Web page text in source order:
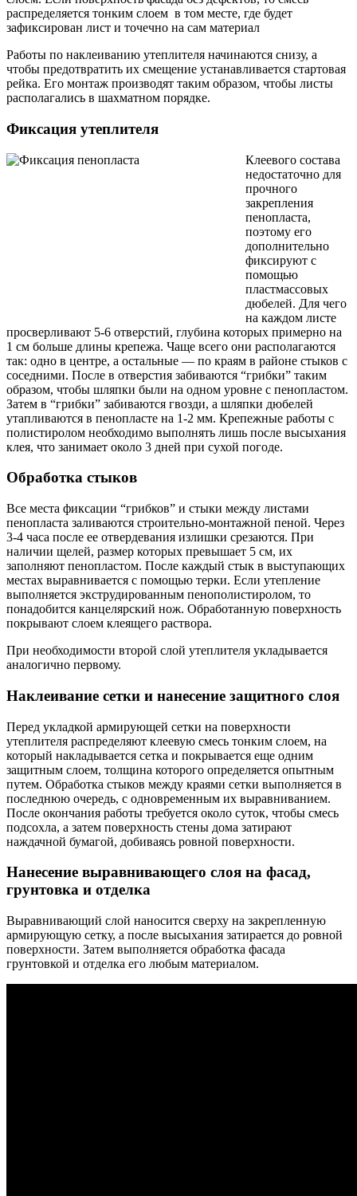
распределяется тонким слоем в том месте, где будет
зафиксирован лист и точечно на сам материал
Работы по наклеиванию утеплителя начинаются снизу, а
чтобы предотвратить их смещение устанавливается стартовая
рейка. Его монтаж производят таким образом, чтобы листы
располагались в шахматном порядке.
Фиксация утеплителя
Клеевого состава
недостаточно для
прочного
закрепления
пенопласта,
поэтому его
дополнительно
фиксируют с
помощью
пластмассовых
дюбелей. Для чего
на каждом листе
просверливают 5-6 отверстий, глубина которых примерно на
1 см больше длины крепежа. Чаще всего они располагаются
так: одно в центре, а остальные — по краям в районе стыков с
соседними. После в отверстия забиваются “грибки” таким
образом, чтобы шляпки были на одном уровне с пенопластом.
Затем в “грибки” забиваются гвозди, а шляпки дюбелей
утапливаются в пенопласте на 1-2 мм. Крепежные работы с
полистиролом необходимо выполнять лишь после высыхания
клея, что занимает около 3 дней при сухой погоде.
Обработка стыков
Все места фиксации “грибков” и стыки между листами
пенопласта заливаются строительно-монтажной пеной. Через
3-4 часа после ее отвердевания излишки срезаются. При
наличии щелей, размер которых превышает 5 см, их
заполняют пенопластом. После каждый стык в выступающих
местах выравнивается с помощью терки. Если утепление
выполняется экструдированным пенополистиролом, то
понадобится канцелярский нож. Обработанную поверхность
покрывают слоем клеящего раствора.
При необходимости второй слой утеплителя укладывается
аналогично первому.
Наклеивание сетки и нанесение защитного слоя
Перед укладкой армирующей сетки на поверхности
утеплителя распределяют клеевую смесь тонким слоем, на
который накладывается сетка и покрывается еще одним
защитным слоем, толщина которого определяется опытным
путем. Обработка стыков между краями сетки выполняется в
последнюю очередь, с одновременным их выравниванием.
После окончания работы требуется около суток, чтобы смесь
подсохла, а затем поверхность стены дома затирают
наждачной бумагой, добиваясь ровной поверхности.
Нанесение выравнивающего слоя на фасад,
грунтовка и отделка
Выравнивающий слой наносится сверху на закрепленную
армирующую сетку, а после высыхания затирается до ровной
поверхности. Затем выполняется обработка фасада
грунтовкой и отделка его любым материалом.